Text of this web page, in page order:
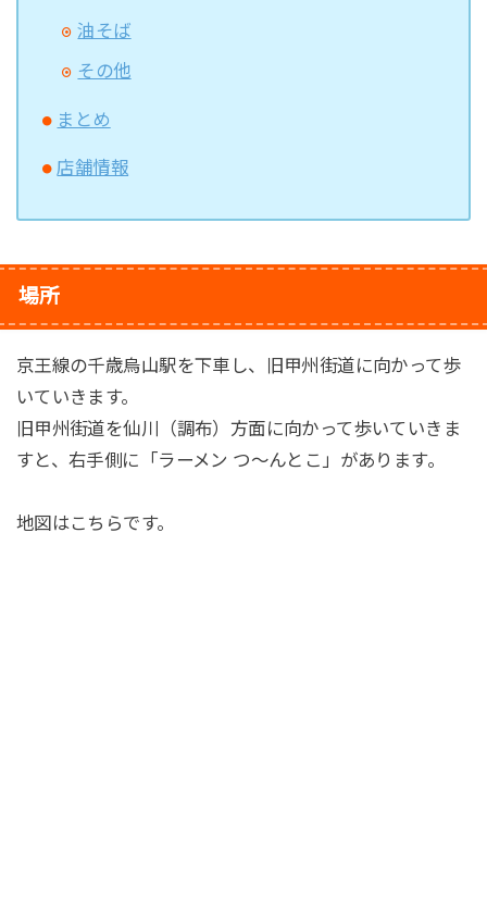
油そば
その他
まとめ
店舗情報
場所
京王線の千歳烏山駅を下車し、旧甲州街道に向かって歩
いていきます。
旧甲州街道を仙川（調布）方面に向かって歩いていきま
すと、右手側に「ラーメン つ〜んとこ」があります。
地図はこちらです。